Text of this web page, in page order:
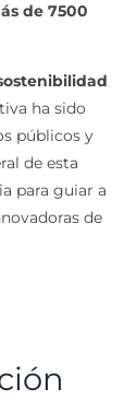
de 7500
ha sido
públicos y
de esta
para guiar a
de